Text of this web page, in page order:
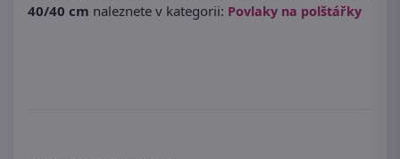
40/40 cm naleznete v kategorii: Povlaky na polštářky